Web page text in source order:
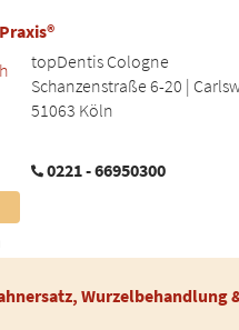
topDentis Cologne
Schanzenstraße 6-20 |
51063 Köln
0221 - 66950300
Wurzelbehandlung